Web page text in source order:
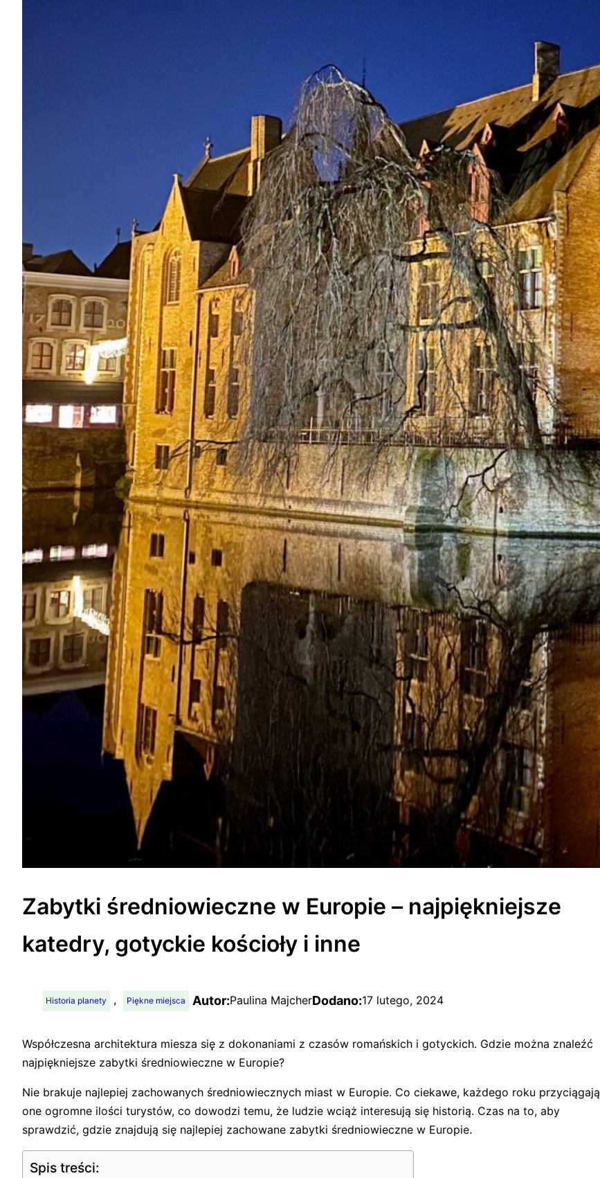
Zabytki średniowieczne w Europie – najpiękniejsze
katedry, gotyckie kościoły i inne
Historia planety , Piękne miejsca Autor:Paulina MajcherDodano:17 lutego, 2024
Współczesna architektura miesza się z dokonaniami z czasów romańskich i gotyckich. Gdzie można znaleźć
najpiękniejsze zabytki średniowieczne w Europie?
Nie brakuje najlepiej zachowanych średniowiecznych miast w Europie. Co ciekawe, każdego roku przyciągają
one ogromne ilości turystów, co dowodzi temu, że ludzie wciąż interesują się historią. Czas na to, aby
sprawdzić, gdzie znajdują się najlepiej zachowane zabytki średniowieczne w Europie.
Spis treści: